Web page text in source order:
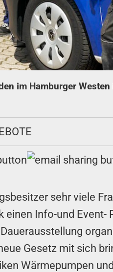
im Hamburger
sehr viele
Info-und Event-
Gesetz mit sich
Wärmepumpen